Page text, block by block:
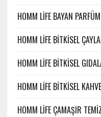
HOMM LİFE BAYAN PARFÜM
HOMM LİFE BİTKİSEL
HOMM LİFE BİTKİSEL
HOMM LİFE BİTKİSEL KAHVE
HOMM LİFE ÇAMAŞIR